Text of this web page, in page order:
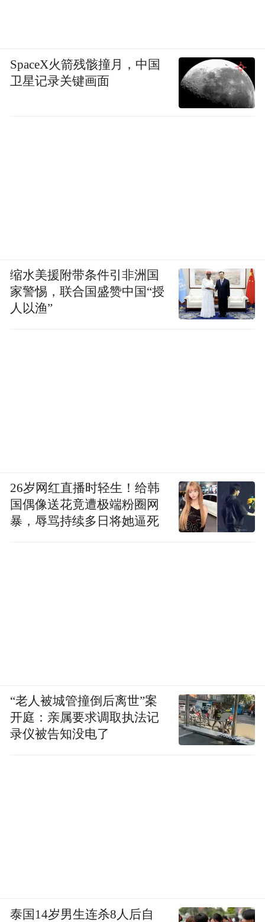
SpaceX火箭残骸撞月，中国
卫星记录关键画面
缩水美援附带条件引非洲国
家警惕，联合国盛赞中国“授
人以渔”
26岁网红直播时轻生！给韩
国偶像送花竟遭极端粉圈网
暴，辱骂持续多日将她逼死
“老人被城管撞倒后离世”案
开庭：亲属要求调取执法记
录仪被告知没电了
泰国14岁男生连杀8人后自